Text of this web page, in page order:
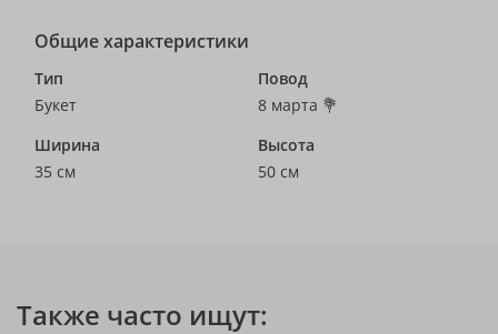
Общие характеристики
Тип
Букет
Повод
8 марта 💐
Ширина
35 см
Высота
50 см
Также часто ищут: